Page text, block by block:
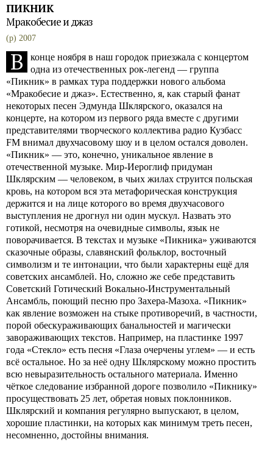
ПИКНИК
Мракобесие и джаз
(p) 2007
В
конце ноября в наш городок приезжала с концертом
одна из отечественных рок-легенд — группа
«Пикник» в рамках тура поддержки нового альбома
«Мракобесие и джаз». Естественно, я, как старый фанат
некоторых песен Эдмунда Шклярского, оказался на
концерте, на котором из первого ряда вместе с другими
представителями творческого коллектива радио Кузбасс
FM внимал двухчасовому шоу и в целом остался доволен.
«Пикник» — это, конечно, уникальное явление в
отечественной музыке. Мир-Иероглиф придуман
Шклярским — человеком, в чьих жилах струится польская
кровь, на котором вся эта метафорическая конструкция
держится и на лице которого во время двухчасового
выступления не дрогнул ни один мускул. Назвать это
готикой, несмотря на очевидные символы, язык не
поворачивается. В текстах и музыке «Пикника» уживаются
сказочные образы, славянский фольклор, восточный
символизм и те интонации, что были характерны ещё для
советских ансамблей. Но, сложно же себе представить
Советский Готический Вокально-Инструментальный
Ансамбль, поющий песню про Захера-Мазоха. «Пикник»
как явление возможен на стыке противоречий, в частности,
порой обескураживающих банальностей и магически
завораживающих текстов. Например, на пластинке 1997
года «Стекло» есть песня «Глаза очерчены углем» — и есть
всё остальное. Но за неё одну Шклярскому можно простить
всю невыразительность остального материала. Именно
чёткое следование избранной дороге позволило «Пикнику»
просуществовать 25 лет, обретая новых поклонников.
Шклярский и компания регулярно выпускают, в целом,
хорошие пластинки, на которых как минимум треть песен,
несомненно, достойны внимания.